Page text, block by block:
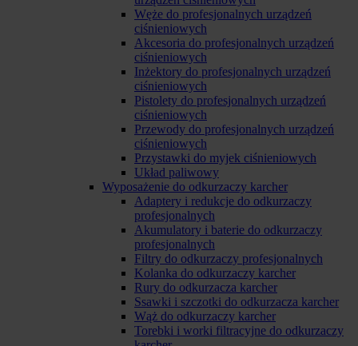
Węże do profesjonalnych urządzeń
ciśnieniowych
Akcesoria do profesjonalnych urządzeń
ciśnieniowych
Inżektory do profesjonalnych urządzeń
ciśnieniowych
Pistolety do profesjonalnych urządzeń
ciśnieniowych
Przewody do profesjonalnych urządzeń
ciśnieniowych
Przystawki do myjek ciśnieniowych
Układ paliwowy
Wyposażenie do odkurzaczy karcher
Adaptery i redukcje do odkurzaczy
profesjonalnych
Akumulatory i baterie do odkurzaczy
profesjonalnych
Filtry do odkurzaczy profesjonalnych
Kolanka do odkurzaczy karcher
Rury do odkurzacza karcher
Ssawki i szczotki do odkurzacza karcher
Wąż do odkurzaczy karcher
Torebki i worki filtracyjne do odkurzaczy